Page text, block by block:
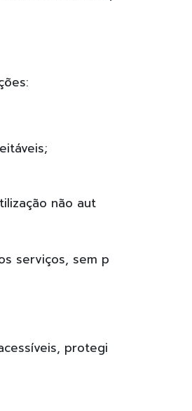
não aut
serviços, sem p
protegi